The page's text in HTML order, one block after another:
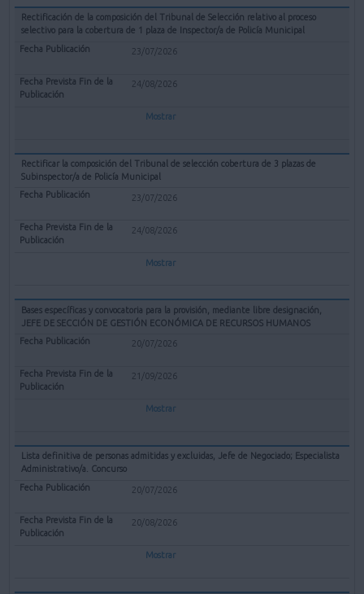
Rectificación de la composición del Tribunal de Selección relativo al proceso
selectivo para la cobertura de 1 plaza de Inspector/a de Policía Municipal
23/07/2026
24/08/2026
Mostrar
Rectificar la composición del Tribunal de selección cobertura de 3 plazas de
Subinspector/a de Policía Municipal
23/07/2026
24/08/2026
Mostrar
Bases específicas y convocatoria para la provisión, mediante libre designación,
JEFE DE SECCIÓN DE GESTIÓN ECONÓMICA DE RECURSOS HUMANOS
20/07/2026
21/09/2026
Mostrar
Lista definitiva de personas admitidas y excluidas, Jefe de Negociado; Especialista
Administrativo/a. Concurso
20/07/2026
20/08/2026
Mostrar